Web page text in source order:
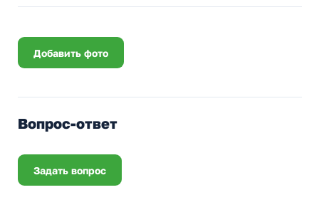
Добавить фото
Вопрос-ответ
Задать вопрос